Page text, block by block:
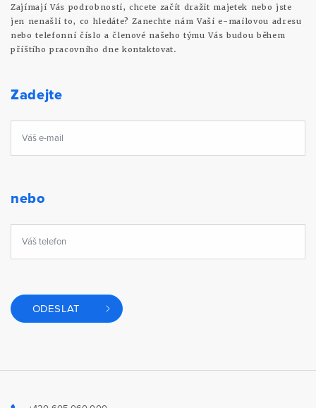
Zajímají Vás podrobnosti, chcete začít dražit majetek nebo jste
jen nenašli to, co hledáte? Zanechte nám Vaši e-mailovou adresu
nebo telefonní číslo a členové našeho týmu Vás budou během
příštího pracovního dne kontaktovat.
Zadejte
nebo
ODESLAT